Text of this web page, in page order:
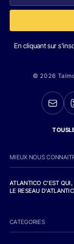
En cliquant sur
© 2026
MIEUX NOUS
ATLANTICO C'EST
LE RESEAU
CATEGORIES